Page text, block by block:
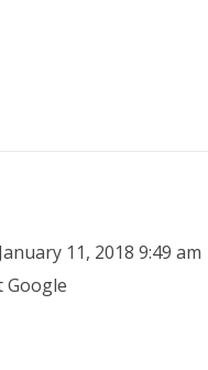
January 11, 2018 9:49 am
Google